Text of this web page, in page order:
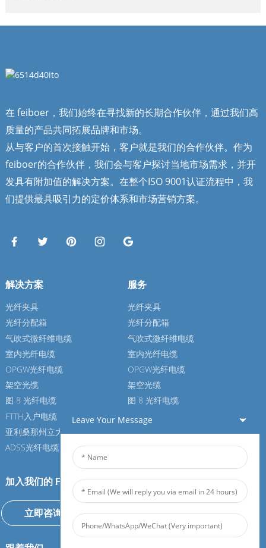
在 feiboer，我们始终在寻找新的长期合作伙伴，通过我们高
质量的产品共同拓展品牌和市场。
从与客户的首次接触开始，客户就是我们的合作伙伴。作为
feiboer的合作伙伴，我们会与客户探讨当地市场需求，并开
发具有附加值的解决方案。在整个ISO 9001认证流程中，我
们提供最具吸引力的定价体系和市场营销方案。
解决方案
光纤夹具
光纤分配箱
气吹式微纤维电缆
室内光纤电缆
OPGW光纤电缆
架空光缆
图 8 光纤电缆
FTTH入户电缆
亚利桑那州立大学光纤电缆
ADSS光纤电缆
服务
光纤夹具
光纤分配箱
气吹式微纤维电缆
室内光纤电缆
OPGW光纤电缆
架空光缆
图 8 光纤电缆
FTTH入户电缆
亚利桑那州立大学光纤电缆
ADSS光纤电缆
加入我们的 Feiboer
立即咨询
Leave Your Message